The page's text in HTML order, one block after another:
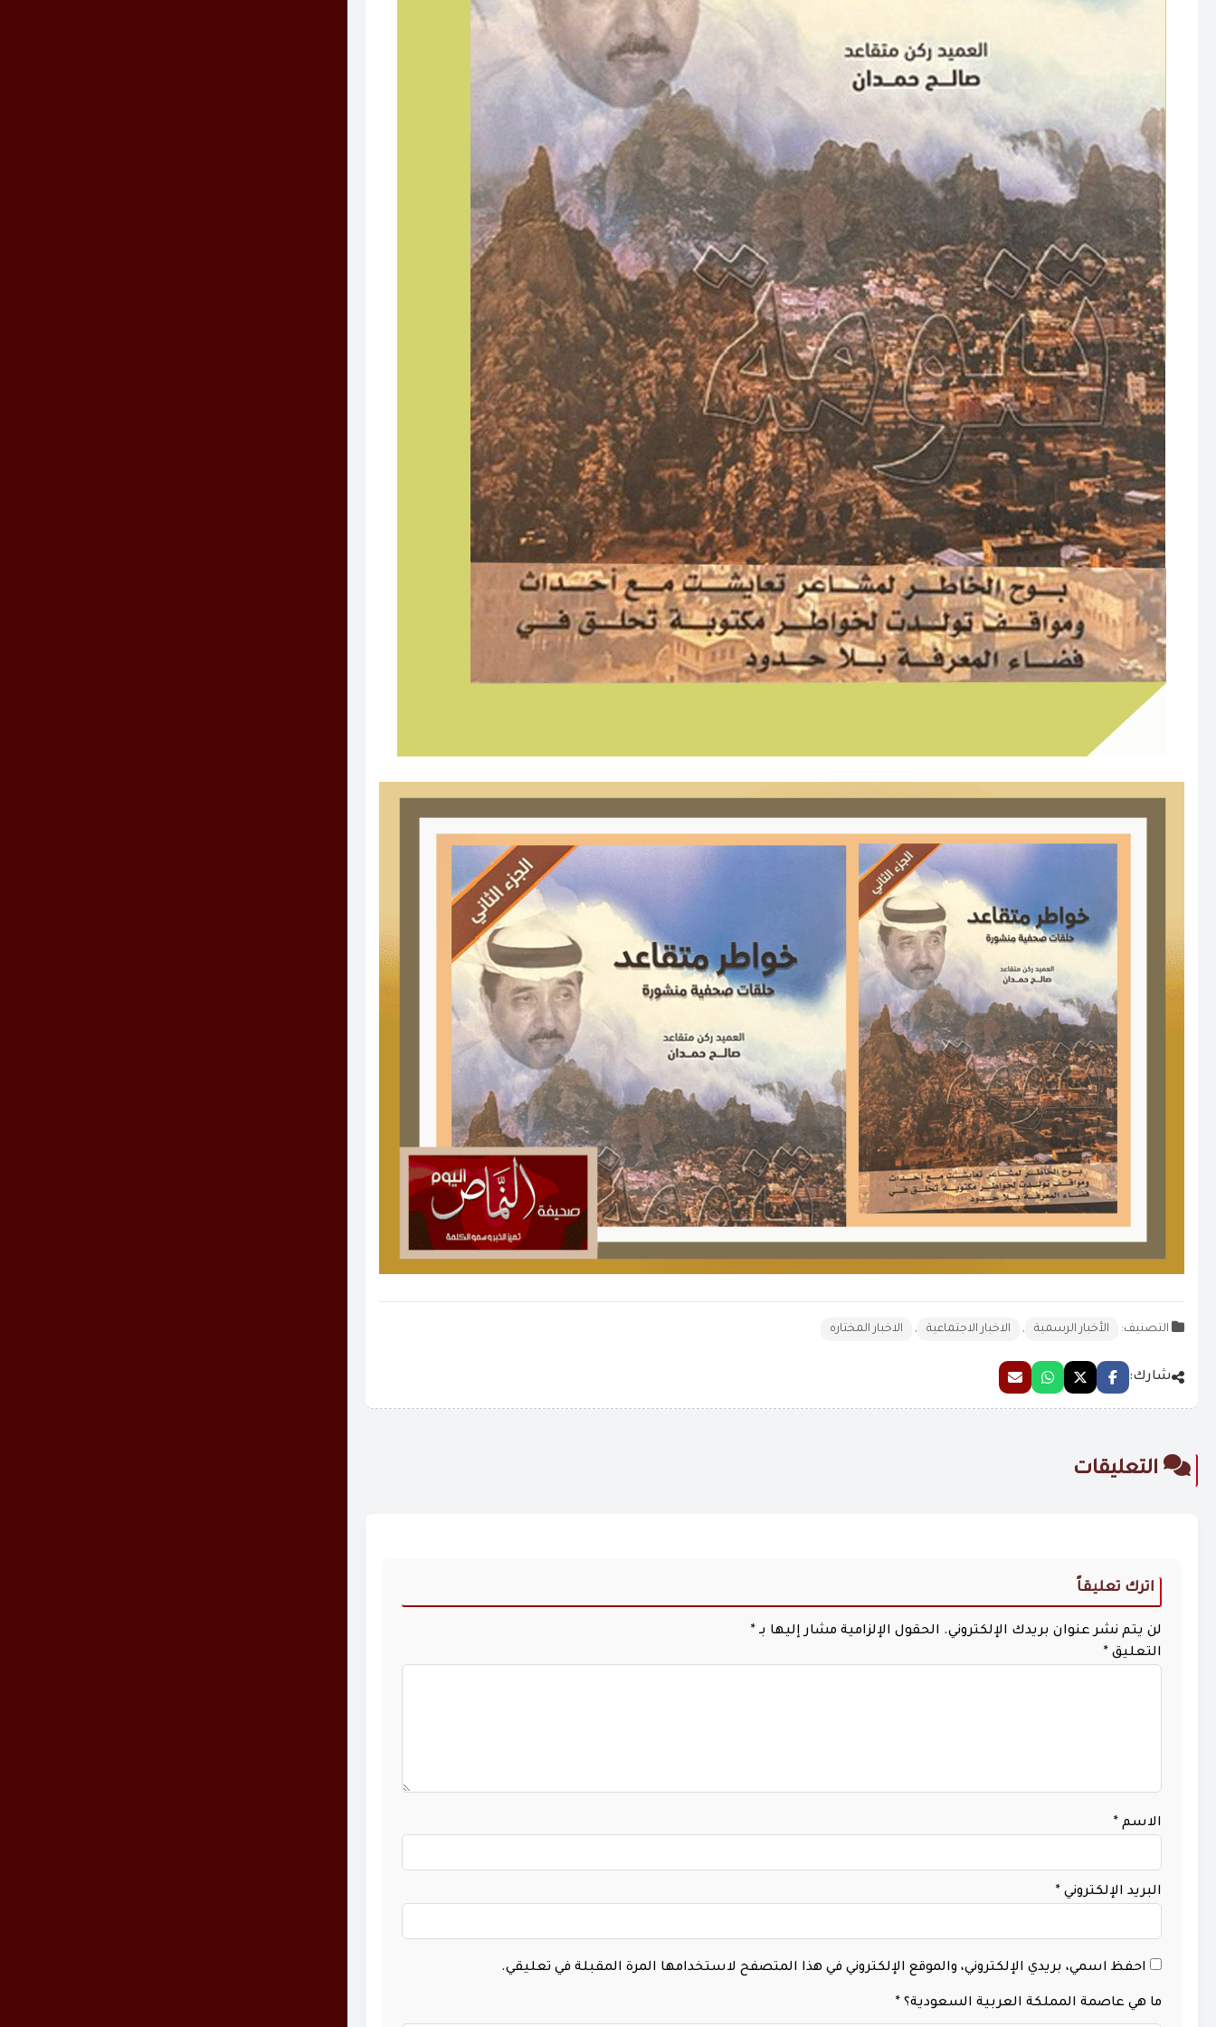
التصنيف: الأخبار الرسمية , الاخبار الاجتماعية , الاخبار المختاره
شارك:
التعليقات
اترك تعليقاً
لن يتم نشر عنوان بريدك الإلكتروني. الحقول الإلزامية مشار إليها بـ *
التعليق *
الاسم *
البريد الإلكتروني *
احفظ اسمي، بريدي الإلكتروني، والموقع الإلكتروني في هذا المتصفح لاستخدامها المرة المقبلة في تعليقي.
ما هي عاصمة المملكة العربية السعودية؟ *